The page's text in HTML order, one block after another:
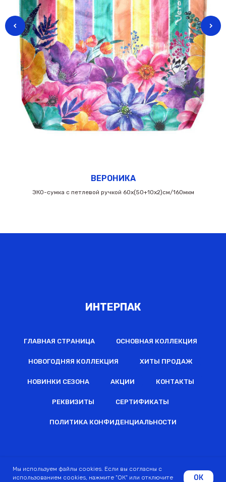
ВЕРОНИКА
ЭКО-сумка с петлевой ручкой 60х(50+10х2)см/160мкм
ИНТЕРПАК
ГЛАВНАЯ СТРАНИЦА ОСНОВНАЯ КОЛЛЕКЦИЯ
НОВОГОДНЯЯ КОЛЛЕКЦИЯ ХИТЫ ПРОДАЖ
НОВИНКИ СЕЗОНА АКЦИИ КОНТАКТЫ
РЕКВИЗИТЫ СЕРТИФИКАТЫ
ПОЛИТИКА КОНФИДЕНЦИАЛЬНОСТИ
Мы используем файлы cookies. Если вы согласны с
использованием cookies, нажмите "ОК" или отключите
ОК